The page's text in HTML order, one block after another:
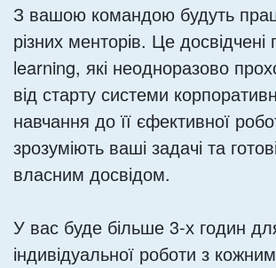
З вашою командою будуть
різних менторів. Це досвідчені
learning, які неодноразово
від старту системи
навчання до її єфективної
зрозуміють ваші задачі та
власним досвідом.
У вас буде більше 3-х годин
індивідуальної роботи з